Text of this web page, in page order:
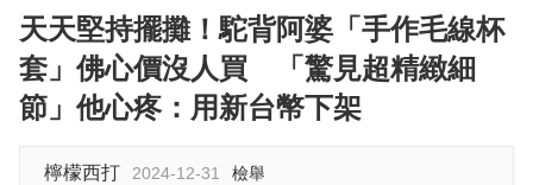
M
u
t
天天堅持擺攤！駝背阿婆「手作毛線杯
套」佛心價沒人買 「驚見超精緻細
節」他心疼：用新台幣下架
檸檬西打 2024-12-31 檢舉